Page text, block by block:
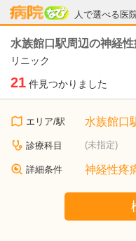
人で選べる医
病院なび
水族館口駅周辺の神経
リニック
21 件見つかりました
エリア/駅 水族館口
診療科目 (未指定)
詳細条件 神経性疼